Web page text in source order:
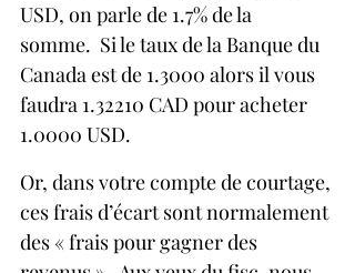
USD, on parle de 1.7% de la
somme.  Si le taux de la Banque du
Canada est de 1.3000 alors il vous
faudra 1.32210 CAD pour acheter
1.0000 USD.
Or, dans votre compte de courtage,
ces frais d’écart sont normalement
des « frais pour gagner des